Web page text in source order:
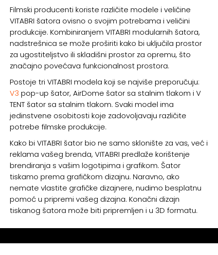
Filmski producenti koriste različite modele i veličine
VITABRI šatora ovisno o svojim potrebama i veličini
produkcije. Kombiniranjem VITABRI modularnih šatora,
nadstrešnica se može proširiti kako bi uključila prostor
za ugostiteljstvo ili skladišni prostor za opremu, što
značajno povećava funkcionalnost prostora.
Postoje tri VITABRI modela koji se najviše preporučuju:
V3 pop-up šator, AirDome šator sa stalnim tlakom i V
TENT šator sa stalnim tlakom. Svaki model ima
jedinstvene osobitosti koje zadovoljavaju različite
potrebe filmske produkcije.
Kako bi VITABRI šator bio ne samo sklonište za vas, već i
reklama vašeg brenda, VITABRI predlaže korištenje
brendiranja s vašim logotipima i grafikom. Šator
tiskamo prema grafičkom dizajnu. Naravno, ako
nemate vlastite grafičke dizajnere, nudimo besplatnu
pomoć u pripremi vašeg dizajna. Konačni dizajn
tiskanog šatora može biti pripremljen i u 3D formatu.